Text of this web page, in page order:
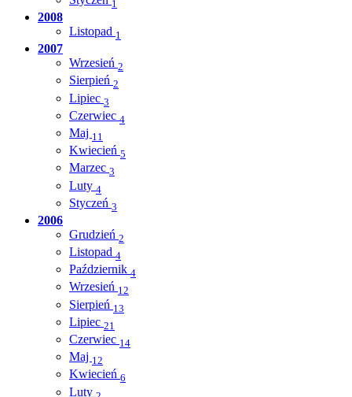
1
2008
Listopad 1
2007
Wrzesień 2
Sierpień 2
Lipiec 3
Czerwiec 4
Maj 11
Kwiecień 5
Marzec 3
Luty 4
Styczeń 3
2006
Grudzień 2
Listopad 4
Październik 4
Wrzesień 12
Sierpień 13
Lipiec 21
Czerwiec 14
Maj 12
Kwiecień 6
Luty